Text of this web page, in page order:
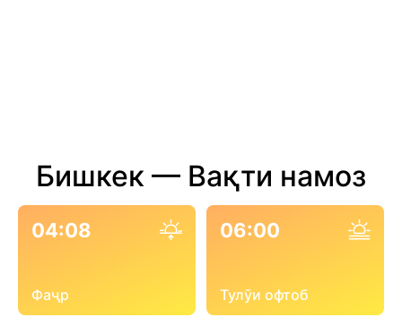
Бишкек — Вақти намоз
04:08
Фаҷр
06:00
Тулӯи офтоб